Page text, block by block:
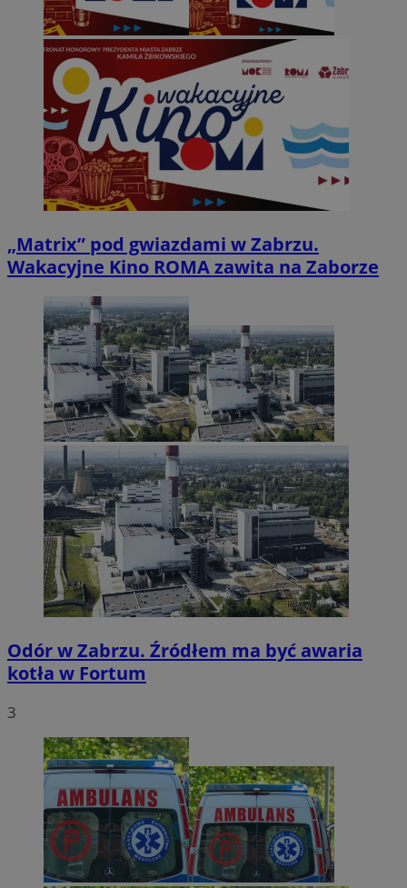
„Matrix” pod gwiazdami w Zabrzu.
Wakacyjne Kino ROMA zawita na Zaborze
Odór w Zabrzu. Źródłem ma być awaria
kotła w Fortum
3